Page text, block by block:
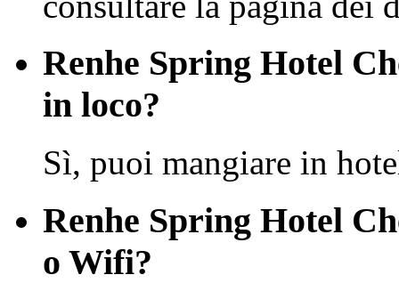
Renhe Spring Hotel
in loco?
Sì, puoi mangiare in
Renhe Spring Hotel
o Wifi?